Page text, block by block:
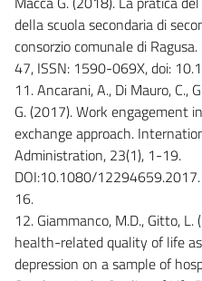
della scuola secondaria di
consorzio comunale di
47, ISSN: 1590-069X, doi:
11. Ancarani, A., Di Mauro, C.,
G. (2017). Work engagement
exchange approach.
Administration, 23(1), 1-19.
DOI:10.1080/
16.
12. Giammanco, M.D., Gitto,
health-related quality of life
depression on a sample of